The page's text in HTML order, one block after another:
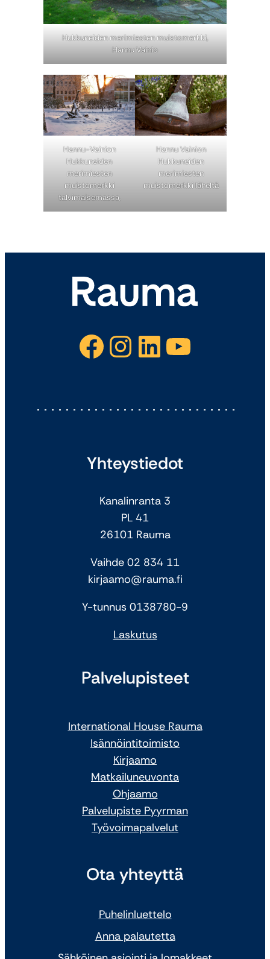
Hukkuneiden merimiesten muistomerkki,
Hannu Vainio
Hannu-Vainion
Hukkuneiden
merimiesten
muistomerkki
talvimaisemassa,
Hannu Vainion
Hukkuneiden
merimiesten
muistomerkki läheltä
Facebook Instagram LinkedIn YouTube
Yhteystiedot
Kanalinranta 3
PL 41
26101 Rauma
Vaihde 02 834 11
kirjaamo@rauma.fi
Y-tunnus 0138780-9
Laskutus
Palvelupisteet
International House Rauma
Isännöintitoimisto
Kirjaamo
Matkailuneuvonta
Ohjaamo
Palvelupiste Pyyrman
Työvoimapalvelut
Ota yhteyttä
Puhelinluettelo
Anna palautetta